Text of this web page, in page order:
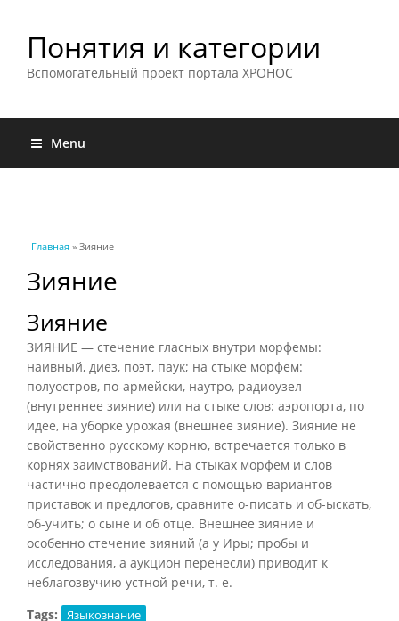
Понятия и категории
Вспомогательный проект портала ХРОНОС
Menu
Вы здесь
Главная » Зияние
Зияние
Зияние
ЗИЯНИЕ — стечение гласных внутри морфемы:
наивный, диез, поэт, паук; на стыке морфем:
полуостров, по-армейски, наутро, радиоузел
(внутреннее зияние) или на стыке слов: аэропорта, по
идее, на уборке урожая (внешнее зияние). Зияние не
свойственно русскому корню, встречается только в
корнях заимствований. На стыках морфем и слов
частично преодолевается с помощью вариантов
приставок и предлогов, сравните о-писать и об-ыскать,
об-учить; о сыне и об отце. Внешнее зияние и
особенно стечение зияний (а у Иры; пробы и
исследования, а аукцион перенесли) приводит к
неблагозвучию устной речи, т. е.
Tags:
Языкознание